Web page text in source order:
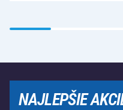
NAJLEPŠIE